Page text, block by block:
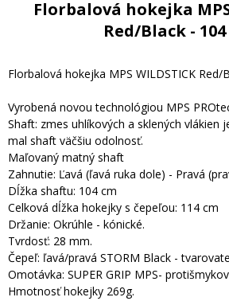
Florbalová hokejka
Red/Black -
Florbalová hokejka MPS WILDSTICK Red/
Vyrobená novou technológiou MPS
Shaft: zmes uhlíkových a sklených vlákien
mal shaft väčšiu odolnosť.
Maľovaný matný shaft
Zahnutie: Ľavá (ľavá ruka dole) - Pravá
Dĺžka shaftu: 104 cm
Celková dĺžka hokejky s čepeľou: 114 cm
Držanie: Okrúhle - kónické.
Tvrdosť: 28 mm.
Čepeľ: ľavá/pravá STORM Black -
Omotávka: SUPER GRIP MPS-
Hmotnosť hokejky 269g.